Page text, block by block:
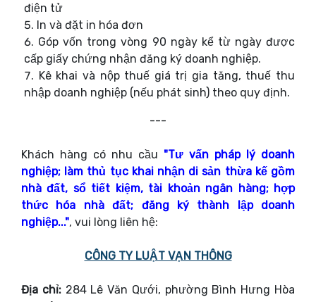
điện tử
In và đặt in hóa đơn
Góp vốn trong vòng 90 ngày kể từ ngày được
cấp giấy chứng nhận đăng ký doanh nghiệp.
Kê khai và nộp thuế giá trị gia tăng, thuế thu
nhập doanh nghiệp (nếu phát sinh) theo quy định.
---
Khách hàng có nhu cầu "Tư vấn pháp lý doanh
nghiệp; làm thủ tục khai nhận di sản thừa kế gồm
nhà đất, sổ tiết kiệm, tài khoản ngân hàng; hợp
thức hóa nhà đất; đăng ký thành lập doanh
nghiệp...", vui lòng liên hệ:
CÔNG TY LUẬT VẠN THÔNG
Địa chỉ:284 Lê Văn Qưới, phường Bình Hưng Hòa